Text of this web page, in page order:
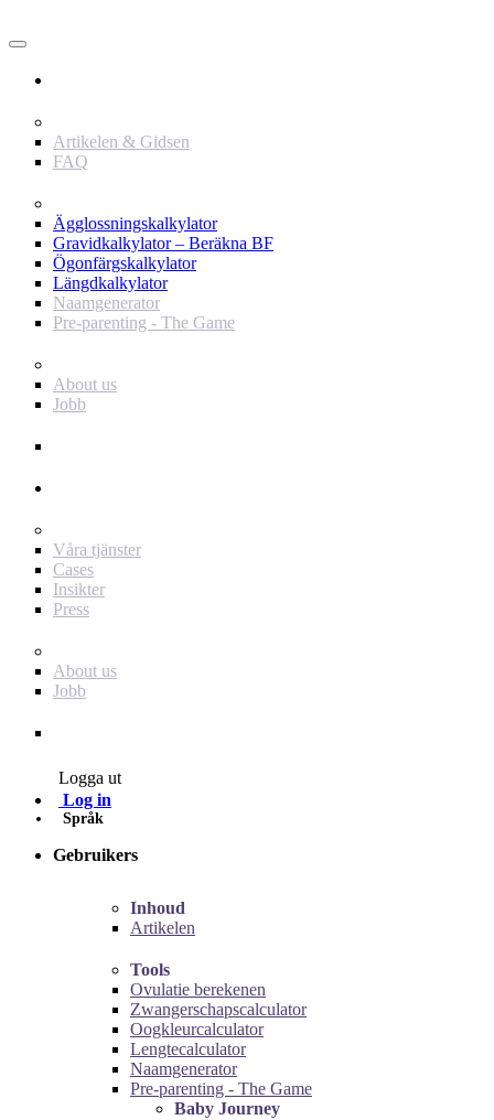
Artikelen & Gidsen
FAQ
Ägglossningskalkylator
Gravidkalkylator – Beräkna BF
Ögonfärgskalkylator
Längdkalkylator
Naamgenerator
Pre-parenting - The Game
About us
Jobb
Våra tjänster
Cases
Insikter
Press
About us
Jobb
Logga ut
Log in
Språk
Gebruikers
Inhoud
Artikelen
Tools
Ovulatie berekenen
Zwangerschapscalculator
Oogkleurcalculator
Lengtecalculator
Naamgenerator
Pre-parenting - The Game
Baby Journey